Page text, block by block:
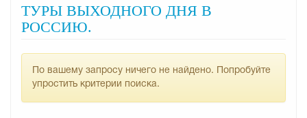
ТУРЫ ВЫХОДНОГО ДНЯ В
РОССИЮ.
По вашему запросу ничего не найдено. Попробуйте
упростить критерии поиска.